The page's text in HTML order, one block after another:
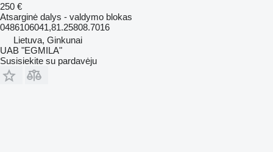
250 €
Atsarginė dalys - valdymo blokas
0486106041,81.25808.7016
Lietuva, Ginkunai
UAB "EGMILA"
Susisiekite su pardavėju